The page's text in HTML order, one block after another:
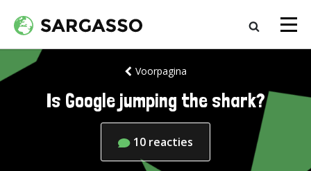
Voorpagina
Is Google jumping the shark?
10 reacties